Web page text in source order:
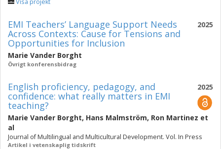
Visa projekt
2025
EMI Teachers’ Language Support Needs
Across Contexts: Cause for Tensions and
Opportunities for Inclusion
Marie Vander Borght
Övrigt konferensbidrag
2025
English proficiency, pedagogy, and
confidence: what really matters in EMI
teaching?
Marie Vander Borght, Hans Malmström, Ron Martinez et
al
Journal of Multilingual and Multicultural Development. Vol. In Press
Artikel i vetenskaplig tidskrift